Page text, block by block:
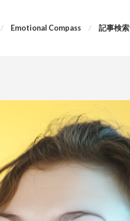
Emotional Compass 記事検索